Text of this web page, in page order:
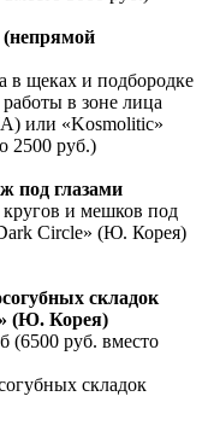
щеках и подбородке
в зоне лица
или «Kosmolitic»
2500 руб.)
под глазами
и мешков под
Circle» (Ю. Корея)
складок
(Ю. Корея)
(6500 руб. вместо
складок